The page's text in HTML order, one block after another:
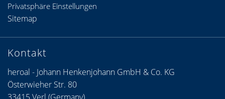
Kontakt
heroal - Johann Henkenjohann GmbH & Co. KG
Österwieher Str. 80
33415 Verl (Germany)
Privatsphäre Einstellungen
Sitemap